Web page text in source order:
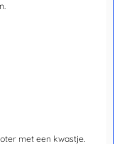
met een kwastje.